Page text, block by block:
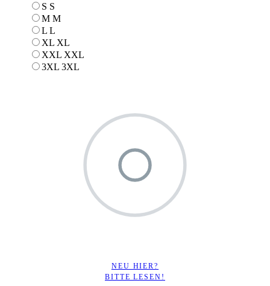
S S
M M
L L
XL XL
XXL XXL
3XL 3XL
NEU HIER?
BITTE LESEN!